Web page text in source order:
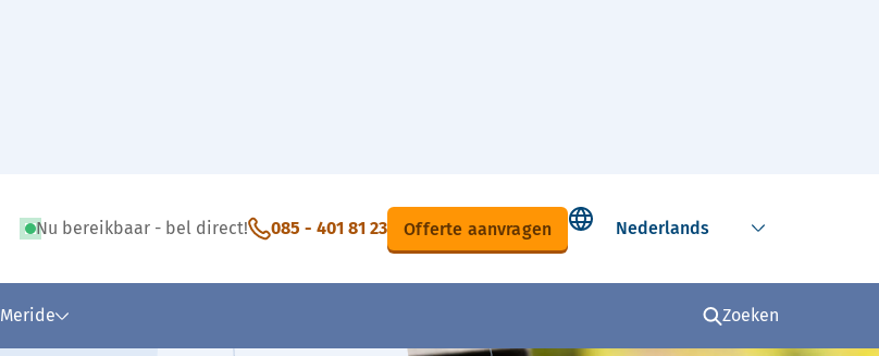
Nu bereikbaar - bel direct! 085 - 401 81 23 Offerte aanvragen
Select language
Zoeken